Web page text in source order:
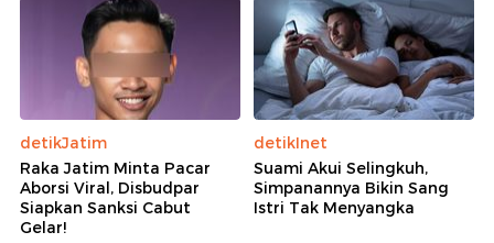
detikJatim
Raka Jatim Minta Pacar
Aborsi Viral, Disbudpar
Siapkan Sanksi Cabut
Gelar!
detikInet
Suami Akui Selingkuh,
Simpanannya Bikin Sang
Istri Tak Menyangka